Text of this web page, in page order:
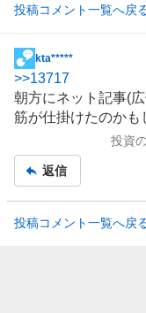
投稿コメント一覧へ戻
掲
示
板
記
kta*****
>>13717
朝方にネット記事(
筋が仕掛けたのかも
投資
返信
投稿コメント一覧へ戻